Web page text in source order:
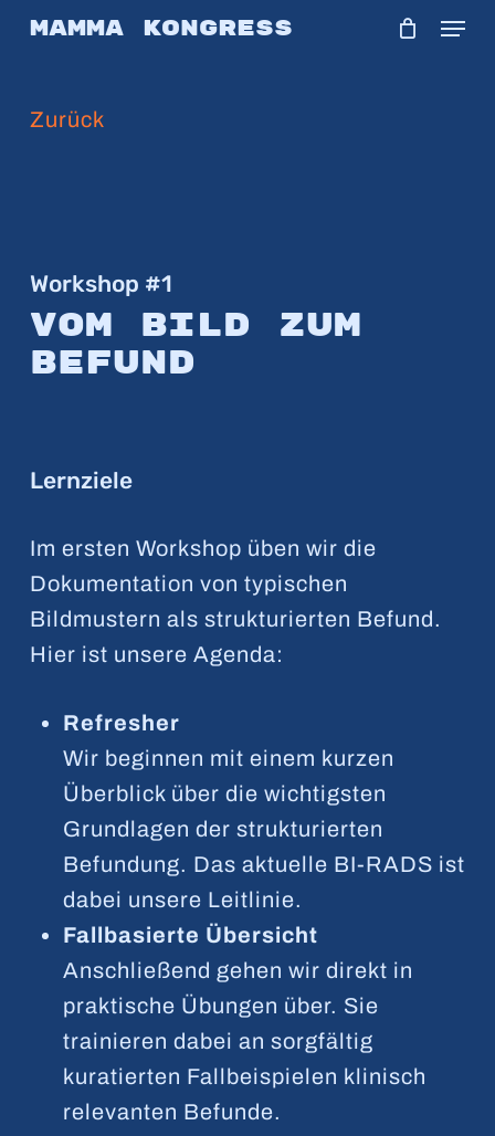
Skip
content
Mamma Kongress Menu
Zurück
Workshop #1
Vom Bild zum
Befund
Lernziele
Im ersten Workshop üben wir die
Dokumentation von typischen
Bildmustern als strukturierten Befund.
Hier ist unsere Agenda:
Refresher
Wir beginnen mit einem kurzen
Überblick über die wichtigsten
Grundlagen der strukturierten
Befundung. Das aktuelle BI-RADS ist
dabei unsere Leitlinie.
Fallbasierte Übersicht
Anschließend gehen wir direkt in
praktische Übungen über. Sie
trainieren dabei an sorgfältig
kuratierten Fallbeispielen klinisch
relevanten Befunde.